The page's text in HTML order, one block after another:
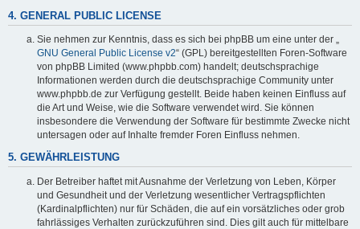
4. GENERAL PUBLIC LICENSE
Sie nehmen zur Kenntnis, dass es sich bei phpBB um eine unter der „
GNU General Public License v2“ (GPL) bereitgestellten Foren-Software
von phpBB Limited (www.phpbb.com) handelt; deutschsprachige
Informationen werden durch die deutschsprachige Community unter
www.phpbb.de zur Verfügung gestellt. Beide haben keinen Einfluss auf
die Art und Weise, wie die Software verwendet wird. Sie können
insbesondere die Verwendung der Software für bestimmte Zwecke nicht
untersagen oder auf Inhalte fremder Foren Einfluss nehmen.
5. GEWÄHRLEISTUNG
Der Betreiber haftet mit Ausnahme der Verletzung von Leben, Körper
und Gesundheit und der Verletzung wesentlicher Vertragspflichten
(Kardinalpflichten) nur für Schäden, die auf ein vorsätzliches oder grob
fahrlässiges Verhalten zurückzuführen sind. Dies gilt auch für mittelbare